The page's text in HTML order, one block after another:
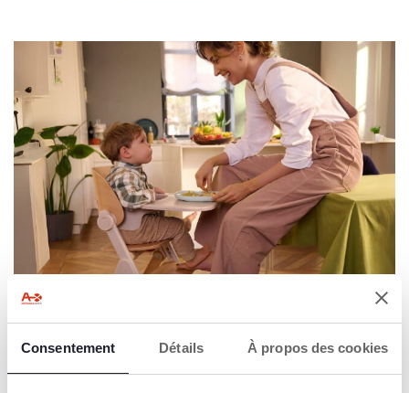
Consentement Détails À propos des cookies
VOEDING
Alles wat je nodig hebt voor de allereerste
maaltijdenmet je kindje.